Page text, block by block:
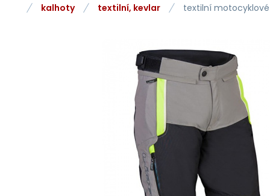
kalhoty
textilní, kevlar textilní